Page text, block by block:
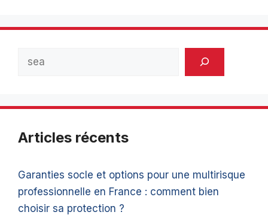
Articles récents
Garanties socle et options pour une multirisque
professionnelle en France : comment bien
choisir sa protection ?